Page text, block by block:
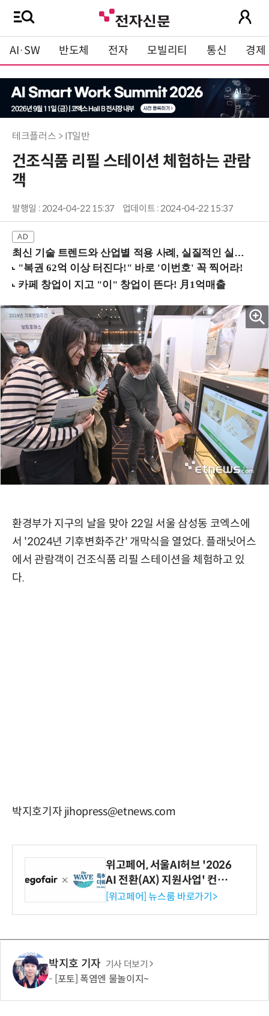
AI·SW 반도체 전자 모빌리티 통신 경제
테크플러스 > IT일반
건조식품 리필 스테이션 체험하는 관람
객
발행일 : 2024-04-22 15:37 업데이트 : 2024-04-22 15:37
최신 기술 트렌드와 산업별 적용 사례, 실질적인 실행 전략을 공유 (9/18 양재역)
환경부가 지구의 날을 맞아 22일 서울 삼성동 코엑스에
서 '2024년 기후변화주간' 개막식을 열었다. 플래닛어스
에서 관람객이 건조식품 리필 스테이션을 체험하고 있
다.
박지호기자 jihopress@etnews.com
위고페어, 서울AI허브 '2026
AI 전환(AX) 지원사업' 컨소
시엄 선정
[위고페어] 뉴스룸 바로가기>
박지호 기자 기사 더보기
[포토] 폭염엔 물놀이지~